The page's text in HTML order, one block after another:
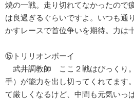
焼の一戦。走り切れてなかったので
は良過ぎるぐらいですよ。いつも通
かすレースで首位争いを期待。力は
⑮トリリオンボーイ
武井調教師 ここ２戦はびっくり
手）が能力を出し切ってくれてます
て厳しくなるけど、中間も元気いっ